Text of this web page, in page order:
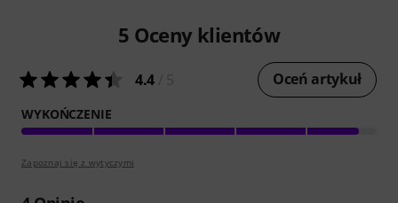
5 Oceny klientów
4.4 Oceń artykuł
WYKOŃCZENIE
Zapoznaj się z wytyczymi